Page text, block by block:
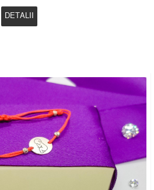
DETALII